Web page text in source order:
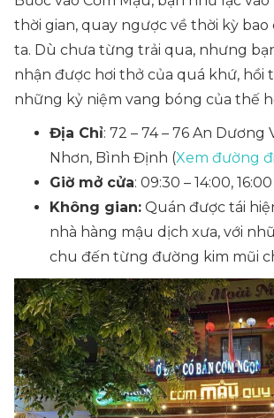
thời gian, quay ngược về thời kỳ bao
ta. Dù chưa từng trải qua, nhưng
nhận được hơi thở của quá khứ, hồi
những kỷ niệm vang bóng của thế
Địa Chỉ: 72 – 74 – 76 An Dương
Nhơn, Bình Định (Xem đường đi
Giờ mở cửa: 09:30 – 14:00,
Không gian: Quán được tái
nhà hàng mậu dịch xưa, với
chu đến từng đường kim mũi